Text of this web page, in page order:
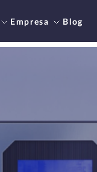
Empresa Blog